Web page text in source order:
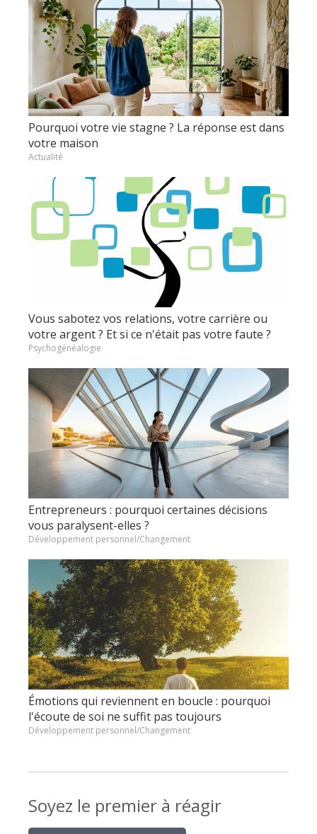
Pourquoi votre vie stagne ? La réponse est dans
votre maison
Actualité
Vous sabotez vos relations, votre carrière ou
votre argent ? Et si ce n'était pas votre faute ?
Psychogénéalogie
Entrepreneurs : pourquoi certaines décisions
vous paralysent-elles ?
Développement personnel/Changement
Émotions qui reviennent en boucle : pourquoi
l'écoute de soi ne suffit pas toujours
Développement personnel/Changement
Soyez le premier à réagir